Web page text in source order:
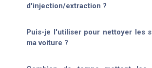
d'injection/extraction ?
Puis-je l'utiliser pour nettoyer les
ma voiture ?